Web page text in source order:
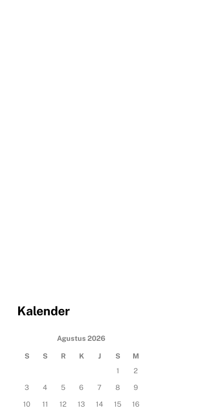
Kalender
Agustus 2026
S S R K J S
M
1
2
3
4 5 6 7 8
9
10
11 12 13 14 15
16